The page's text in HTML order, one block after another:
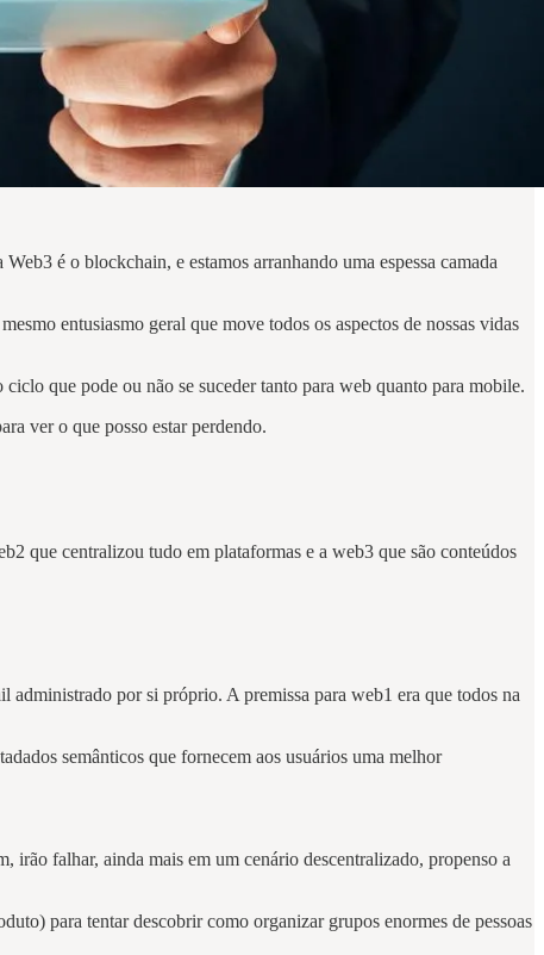
é o blockchain, e estamos arranhando uma espessa camada
entusiasmo geral que move todos os aspectos de nossas vidas
que pode ou não se suceder tanto para web quanto para mobile.
ver o que posso estar perdendo.
que centralizou tudo em plataformas e a web3 que são conteúdos
administrado por si próprio. A premissa para web1 era que todos na
semânticos que fornecem aos usuários uma melhor
irão falhar, ainda mais em um cenário descentralizado, propenso a
para tentar descobrir como organizar grupos enormes de pessoas